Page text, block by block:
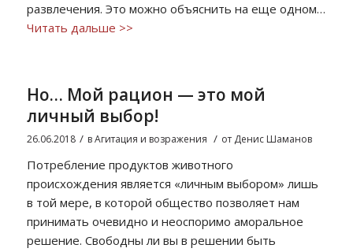
развлечения. Это можно объяснить на еще одном…
Читать дальше >>
Но… Мой рацион — это мой
личный выбор!
26.06.2018 / вАгитация и возражения / от Денис Шаманов
Потребление продуктов животного
происхождения является «личным выбором» лишь
в той мере, в которой общество позволяет нам
принимать очевидно и неоспоримо аморальное
решение. Свободны ли вы в решении быть